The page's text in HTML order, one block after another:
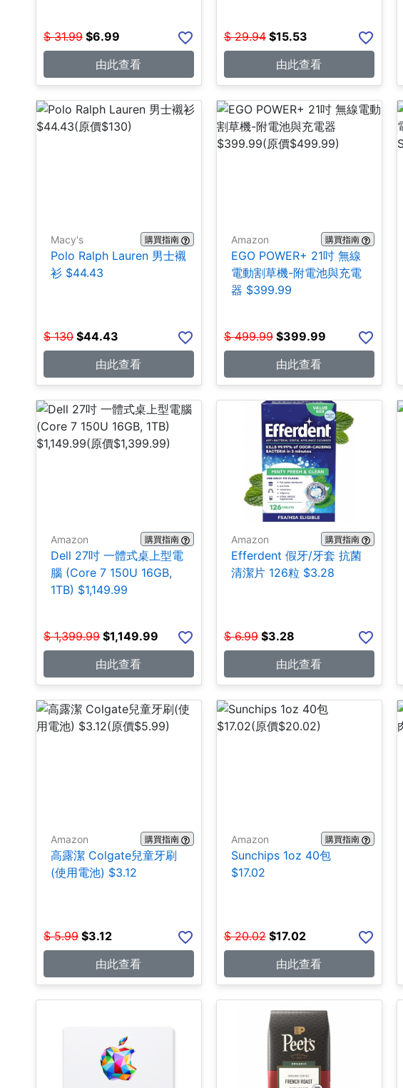
$ 31.99 $6.99
由此查看
$ 29.94 $15.53
由此查看
Macy's 購買指南
Polo Ralph Lauren 男士襯
衫 $44.43
$ 130 $44.43
由此查看
Amazon 購買指南
EGO POWER+ 21吋 無線
電動割草機-附電池與充電
器 $399.99
$ 499.99 $399.99
由此查看
Amazon 購買指南
Dell 27吋 一體式桌上型電
腦 (Core 7 150U 16GB,
1TB) $1,149.99
$ 1,399.99 $1,149.99
由此查看
Amazon 購買指南
Efferdent 假牙/牙套 抗菌
清潔片 126粒 $3.28
$ 6.99 $3.28
由此查看
Amazon 購買指南
高露潔 Colgate兒童牙刷
(使用電池) $3.12
$ 5.99 $3.12
由此查看
Amazon 購買指南
Sunchips 1oz 40包
$17.02
$ 20.02 $17.02
由此查看